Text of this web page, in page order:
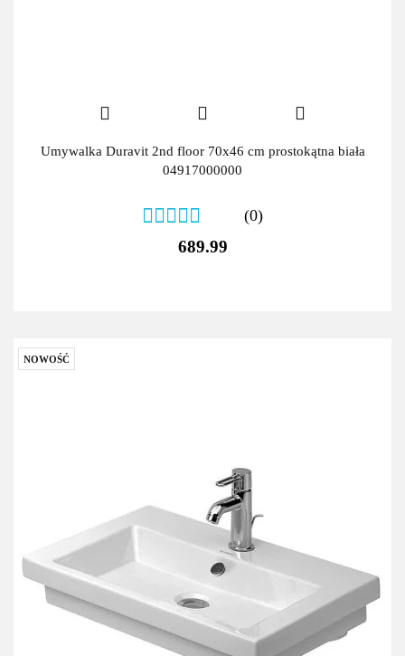
Umywalka Duravit 2nd floor 70x46 cm prostokątna biała
04917000000
(0)
689.99
NOWOŚĆ